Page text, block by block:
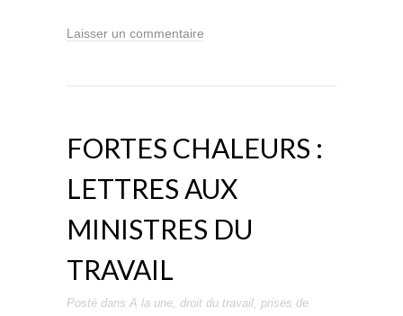
Laisser un commentaire
FORTES CHALEURS :
LETTRES AUX
MINISTRES DU
TRAVAIL
Posté dans A la une, droit du travail, prises de